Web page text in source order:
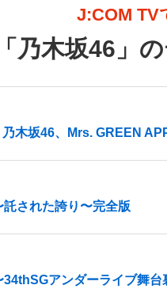
J:COM TV
「 乃木坂46 」
木坂46、Mrs. GREEN
された誇り〜完全版
アンダーライブ舞台